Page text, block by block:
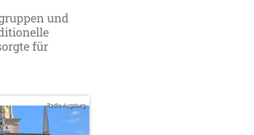
und
für
Radio Augsburg